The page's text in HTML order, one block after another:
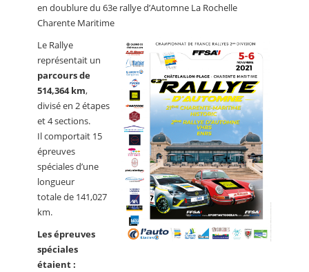
en doublure du 63e rallye d’Automne La Rochelle
Charente Maritime
Le Rallye
représentait un
parcours de
514,364 km,
divisé en 2 étapes
et 4 sections.
Il comportait 15
épreuves
spéciales d’une
longueur
totale de 141,027
km.
Les épreuves
spéciales
étaient :